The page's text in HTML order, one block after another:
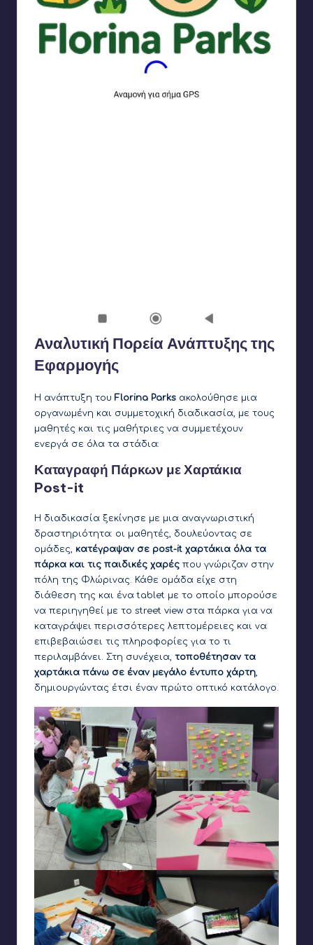
Αναλυτική Πορεία Ανάπτυξης της
Εφαρμογής
Η ανάπτυξη του Florina Parks ακολούθησε μια
οργανωμένη και συμμετοχική διαδικασία, με τους
μαθητές και τις μαθήτριες να συμμετέχουν
ενεργά σε όλα τα στάδια:
Καταγραφή Πάρκων με Χαρτάκια
Post-it
Η διαδικασία ξεκίνησε με μια αναγνωριστική
δραστηριότητα: οι μαθητές, δουλεύοντας σε
ομάδες, κατέγραψαν σε post-it χαρτάκια όλα τα
πάρκα και τις παιδικές χαρές που γνώριζαν στην
πόλη της Φλώρινας. Κάθε ομάδα είχε στη
διάθεση της και ένα tablet με το οποίο μπορούσε
να περιηγηθεί με το street view στα πάρκα για να
καταγράψει περισσότερες λεπτομέρειες και να
επιβεβαιώσει τις πληροφορίες για το τι
περιλαμβάνει. Στη συνέχεια, τοποθέτησαν τα
χαρτάκια πάνω σε έναν μεγάλο έντυπο χάρτη
δημιουργώντας έτσι έναν πρώτο οπτικό κατάλογο.